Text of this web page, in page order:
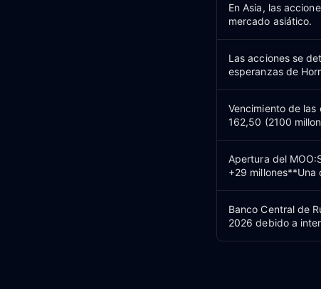
En Asia, las
mercado asiático.
Las acciones se
esperanzas de
Vencimiento de las
162,50 (2100
Apertura del
+29 millones**Una
Banco Central de
2026 debido a